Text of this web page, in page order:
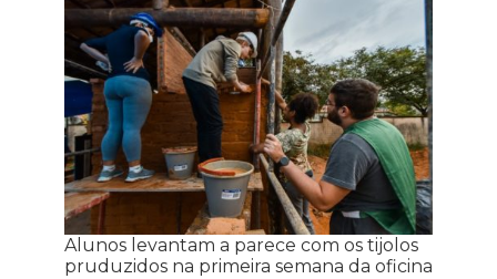
Alunos levantam a parece com os tijolos
pruduzidos na primeira semana da oficina